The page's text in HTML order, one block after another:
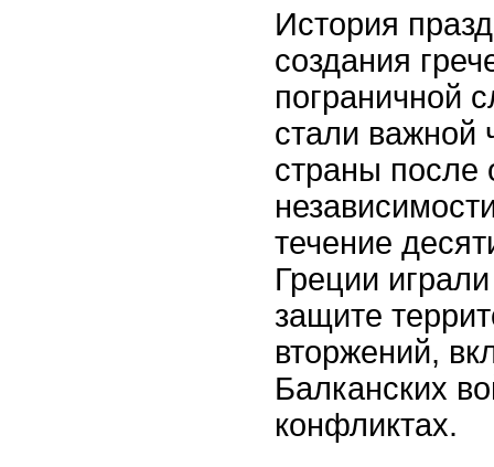
История
создания
пограничной
стали важной
страны после
течение
Греции
защите
вторжений,
Балканских
конфликтах.